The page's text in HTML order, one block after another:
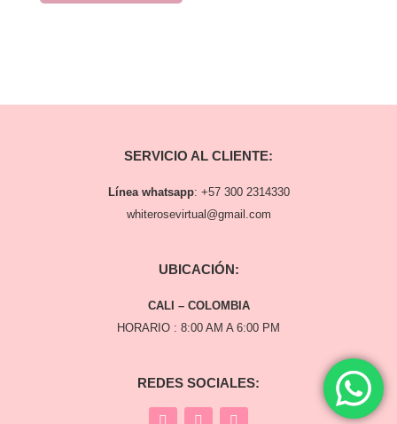
SERVICIO AL CLIENTE:
Línea whatsapp: +57 300 2314330
whiterosevirtual@gmail.com
UBICACIÓN:
CALI – COLOMBIA
HORARIO : 8:00 AM A 6:00 PM
REDES SOCIALES: